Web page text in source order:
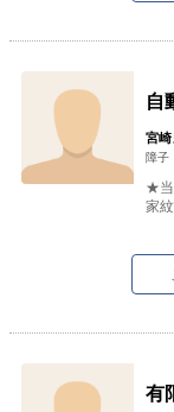
自
宮
障子
★当
家
有